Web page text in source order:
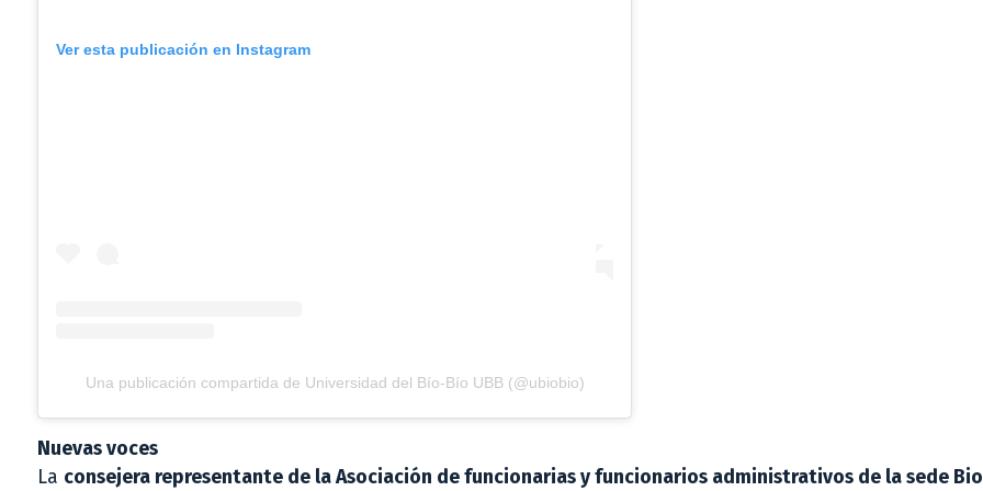
Ver esta publicación en Instagram
Una publicación compartida de Universidad del Bío-Bío UBB (@ubiobio)
Nuevas voces
La consejera representante de la Asociación de funcionarias y funcionarios administrativos de la sede